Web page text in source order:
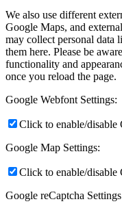
We also use different
Google Maps, and
may collect personal data
them here. Please be
functionality and
once you reload the page.
Google Webfont Settings:
Click to enable/disable
Google Map Settings:
Click to enable/disable
Google reCaptcha